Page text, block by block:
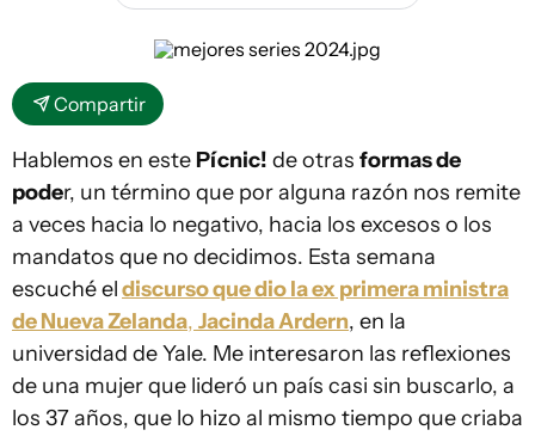
Compartir
Hablemos en este Pícnic! de otras formas de
poder, un término que por alguna razón nos remite
a veces hacia lo negativo, hacia los excesos o los
mandatos que no decidimos. Esta semana
escuché eldiscurso que dio la ex primera ministra
de Nueva Zelanda, Jacinda Ardern, en la
universidad de Yale. Me interesaron las reflexiones
de una mujer que lideró un país casi sin buscarlo, a
los 37 años, que lo hizo al mismo tiempo que criaba